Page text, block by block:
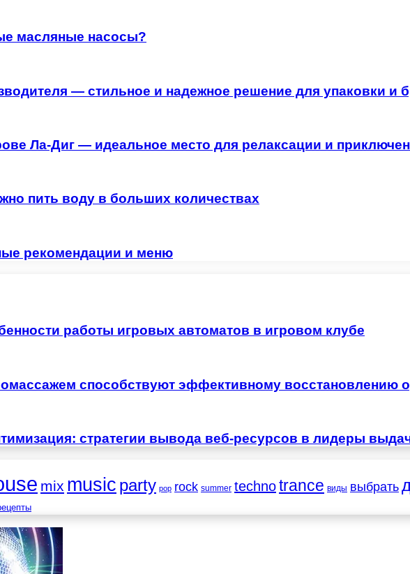
масляные насосы?
— стильное и надежное решение для упаковки и
Ла-Диг — идеальное место для релаксации и
пить воду в больших количествах
рекомендации и меню
работы игровых автоматов в игровом клубе
способствуют эффективному восстановлению
стратегии вывода веб-ресурсов в лидеры
mix music party pop rock summer technotrance виды выбрать